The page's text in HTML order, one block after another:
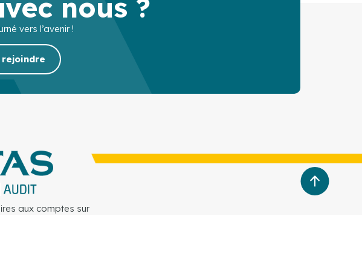
nous ?
vers l’avenir !
rejoindre
aux comptes sur